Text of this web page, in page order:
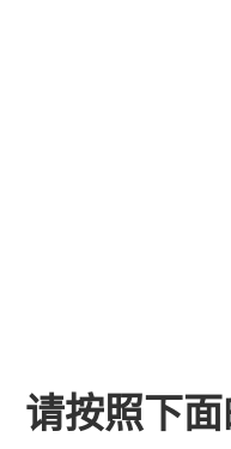
请按照下